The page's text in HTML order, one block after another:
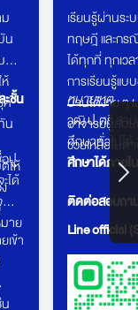
น
ค
น
ให้
ะชั้น
ปู
ได้
าย
ข้า
เรียนรู้ผ่านระ
ทฤษฎี และกร
ได้ทุกที่ ทุกเว
การเรียนรู้แบ
บ้านได้ง่าย ๆ
อาจารย์ผู้สอ
ช่วยเหลือในด้
หมายเหตุ
วุฒิ ป.ตรี สาม
ศึกษาทั่วไปไ
ศึกษาได้ภายใ
ติดต่อสอบถา
Line official